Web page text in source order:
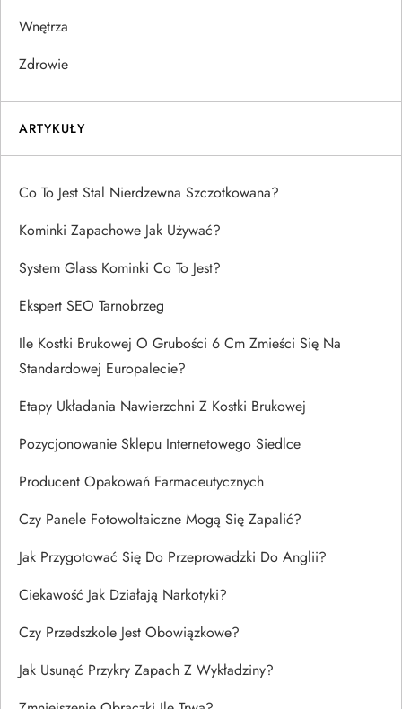
Wnętrza
Zdrowie
ARTYKUŁY
Co To Jest Stal Nierdzewna Szczotkowana?
Kominki Zapachowe Jak Używać?
System Glass Kominki Co To Jest?
Ekspert SEO Tarnobrzeg
Ile Kostki Brukowej O Grubości 6 Cm Zmieści Się Na
Standardowej Europalecie?
Etapy Układania Nawierzchni Z Kostki Brukowej
Pozycjonowanie Sklepu Internetowego Siedlce
Producent Opakowań Farmaceutycznych
Czy Panele Fotowoltaiczne Mogą Się Zapalić?
Jak Przygotować Się Do Przeprowadzki Do Anglii?
Ciekawość Jak Działają Narkotyki?
Czy Przedszkole Jest Obowiązkowe?
Jak Usunąć Przykry Zapach Z Wykładziny?